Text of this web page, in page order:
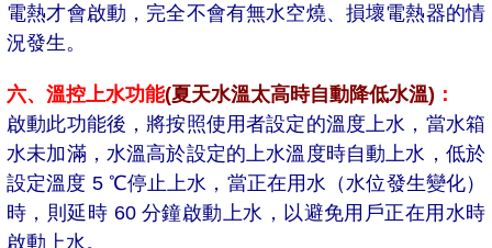
電熱才會啟動，完全不會有無水空燒、損壞電熱器的情
況發生。
六、溫控上水功能(夏天水溫太高時自動降低水溫) ：
啟動此功能後，將按照使用者設定的溫度上水，當水箱
水未加滿，水溫高於設定的上水溫度時自動上水，低於
設定溫度 5 ℃停止上水，當正在用水（水位發生變化）
時，則延時 60 分鐘啟動上水，以避免用戶正在用水時
啟動上水。